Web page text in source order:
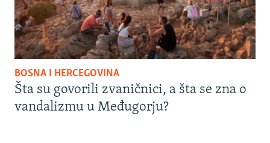
BOSNA I HERCEGOVINA
Šta su govorili zvaničnici, a šta se zna o
vandalizmu u Međugorju?